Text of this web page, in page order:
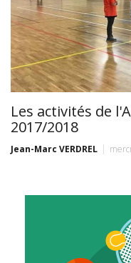
Les activités de
2017/2018
Jean-Marc VERDREL